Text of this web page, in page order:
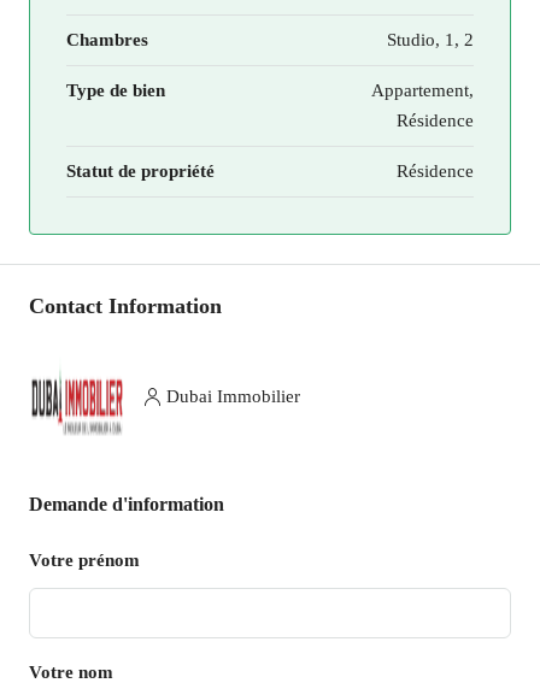
Chambres Studio, 1, 2
Type de bien
Appartement,
Résidence
Statut de propriété Résidence
Contact Information
Dubai Immobilier
Demande d'information
Votre prénom
Votre nom